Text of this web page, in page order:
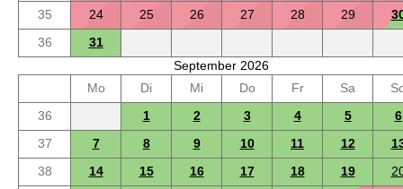
35
24 25 26 27 28 29
36
31
September 2026
Mo
Di Mi Do Fr Sa
36
1 2 3 4 5
6
37
7 8 9 10 11 12
38
14 15 16 17 18 19